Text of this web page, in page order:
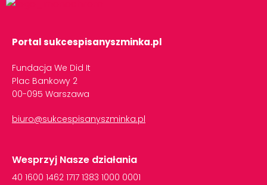
Portal sukcespisanyszminka.pl
Fundacja We Did It
Plac Bankowy 2
00-095 Warszawa
biuro@sukcespisanyszminka.pl
Wesprzyj Nasze działania
40 1600 1462 1717 1383 1000 0001